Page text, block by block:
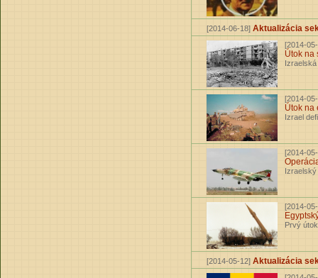
[2014-06-18] Aktualizácia
[2014-
Útok na
[2014-
Útok na
Izrael
[2014-
[2014-
Prvý
[2014-05-12] Aktualizácia